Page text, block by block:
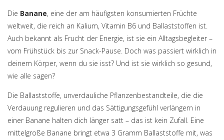
Die Banane, eine der am häufigsten konsumierten Früchte
weltweit, die reich an Kalium, Vitamin B6 und Ballaststoffen ist.
Auch bekannt als Frucht der Energie, ist sie ein Alltagsbegleiter –
vom Frühstück bis zur Snack-Pause. Doch was passiert wirklich in
deinem Körper, wenn du sie isst? Und ist sie wirklich so gesund,
wie alle sagen?
Die Ballaststoffe, unverdauliche Pflanzenbestandteile, die die
Verdauung regulieren und das Sättigungsgefühl verlängern in
einer Banane halten dich länger satt – das ist kein Zufall. Eine
mittelgroße Banane bringt etwa 3 Gramm Ballaststoffe mit, was